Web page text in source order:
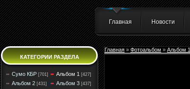
Главная Новости
КАТЕГОРИИ РАЗДЕЛА
Сумо КБР [701] Альбом 1 [427]
Альбом 2 [431] Альбом 3 [437]
Главная » Фотоальбом » Альбом 1